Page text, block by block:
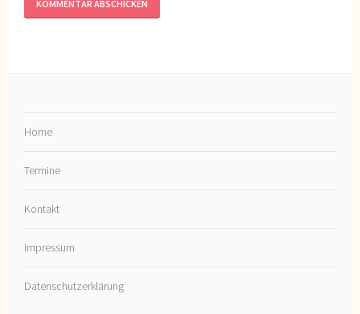
Home
Termine
Kontakt
Impressum
Datenschutzerklärung